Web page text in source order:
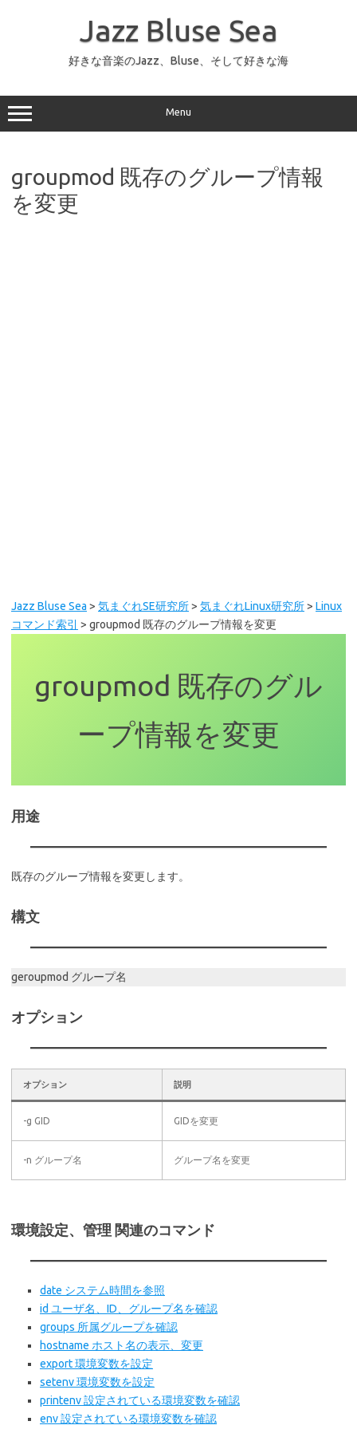
ッ
プ
Jazz Bluse Sea
好きな音楽のJazz、Bluse、そして好きな海
Menu
groupmod 既存のグループ情報
を変更
Jazz Bluse Sea > 気まぐれSE研究所> 気まぐれLinux研究所> Linux
コマンド索引
> groupmod 既存のグループ情報を変更
groupmod 既存のグル
ープ情報を変更
用途
既存のグループ情報を変更します。
構文
geroupmod グループ名
オプション
オプション 説明
-g GID GIDを変更
-n グループ名 グループ名を変更
環境設定、管理 関連のコマンド
date システム時間を参照
id ユーザ名、ID、グループ名を確認
groups 所属グループを確認
hostname ホスト名の表示、変更
export 環境変数を設定
setenv 環境変数を設定
printenv 設定されている環境変数を確認
env 設定されている環境変数を確認